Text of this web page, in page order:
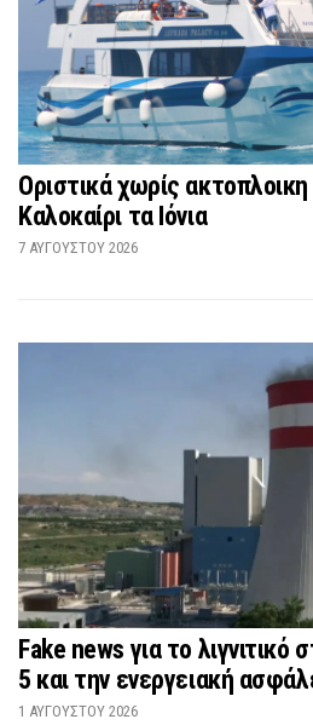
Οριστικά χωρίς
Καλοκαίρι τα Ιόνια
7 ΑΥΓΟΎΣΤΟΥ 2026
Fake news για το
5 και την ενεργειακή
1 ΑΥΓΟΎΣΤΟΥ 2026